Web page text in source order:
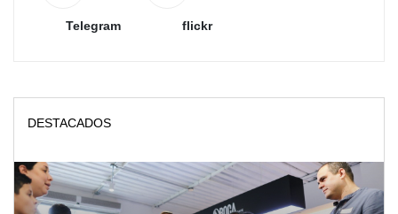
Telegram flickr
DESTACADOS